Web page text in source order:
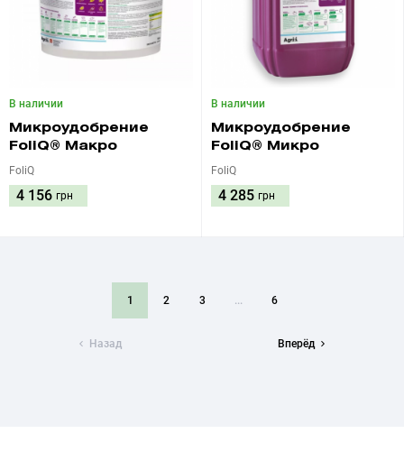
В наличии
Микроудобрение
FoliQ® Макро
FoliQ
4 156 грн
В наличии
Микроудобрение
FoliQ® Микро
FoliQ
4 285 грн
Назад
1 2 3 ... 6
Вперёд